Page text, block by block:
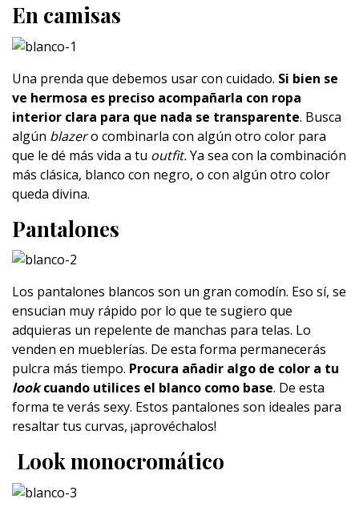
En camisas
Una prenda que debemos usar con cuidado. Si bien se
ve hermosa es preciso acompañarla con ropa
interior clara para que nada se transparente. Busca
algún blazero combinarla con algún otro color para
que le dé más vida a tu outfit.Ya sea con la combinación
más clásica, blanco con negro, o con algún otro color
queda divina.
Pantalones
Los pantalones blancos son un gran comodín. Eso sí, se
ensucian muy rápido por lo que te sugiero que
adquieras un repelente de manchas para telas. Lo
venden en mueblerías. De esta forma permanecerás
pulcra más tiempo. Procura añadir algo de color a tu
lookcuando utilices el blanco como base. De esta
forma te verás sexy. Estos pantalones son ideales para
resaltar tus curvas, ¡aprovéchalos!
Look monocromático